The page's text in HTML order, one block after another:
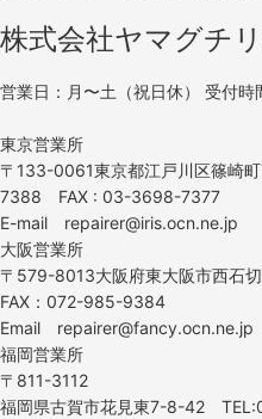
絞
新品
中古
株式会社ヤマグチ
営業日：月〜土（祝日休） 受付
東京営業所
〒133-0061東京都江戸川区篠
7388 FAX : 03-3698-7377
E-mail repairer@iris.ocn.ne.jp
大阪営業所
〒579-8013大阪府東大阪市西
FAX：072-985-9384
Email repairer@fancy.ocn.ne.jp
福岡営業所
〒811-3112
福岡県古賀市花見東7-8-42